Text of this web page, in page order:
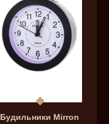
Будильники Mirron